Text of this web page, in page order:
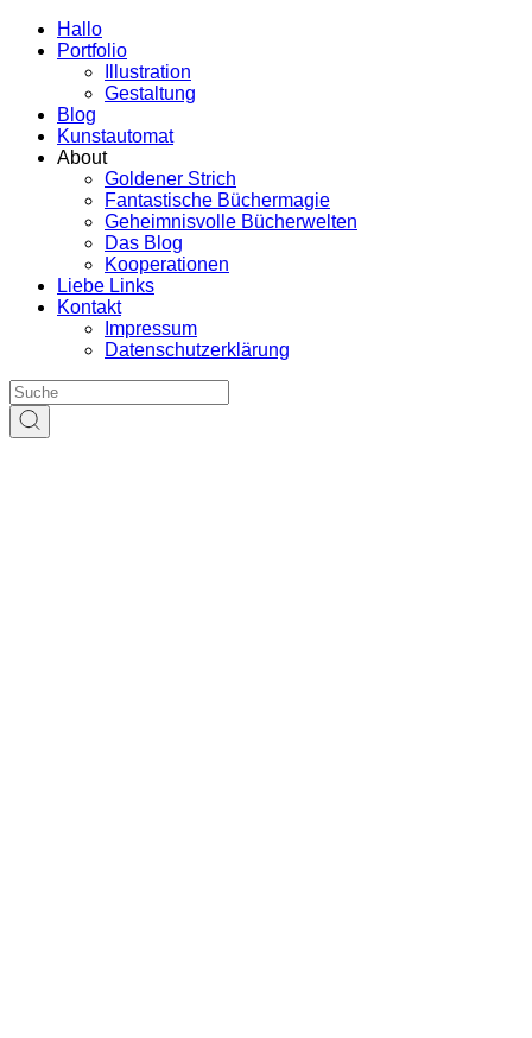
Hallo
Portfolio
Illustration
Gestaltung
Blog
Kunstautomat
About
Goldener Strich
Fantastische Büchermagie
Geheimnisvolle Bücherwelten
Das Blog
Kooperationen
Liebe Links
Kontakt
Impressum
Datenschutzerklärung